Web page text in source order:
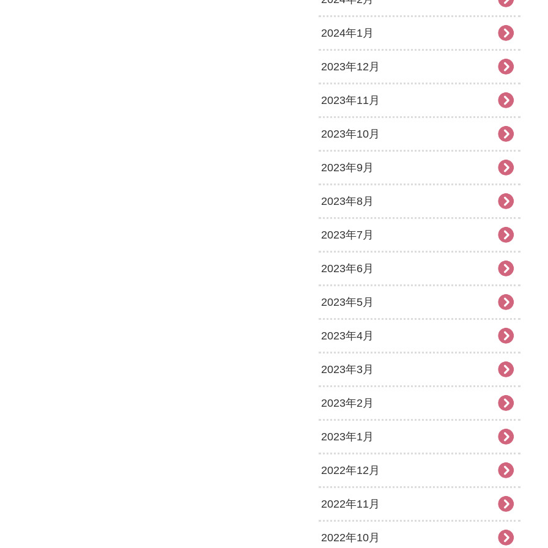
2024年1月
2023年12月
2023年11月
2023年10月
2023年9月
2023年8月
2023年7月
2023年6月
2023年5月
2023年4月
2023年3月
2023年2月
2023年1月
2022年12月
2022年11月
2022年10月